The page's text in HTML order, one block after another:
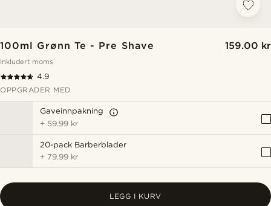
100ml Grønn Te - Pre Shave 159.00 kr
Inkludert moms
4.9
OPPGRADER MED
Gaveinnpakning
+ 59.99 kr
20-pack Barberblader
+ 79.99 kr
LEGG I KURV